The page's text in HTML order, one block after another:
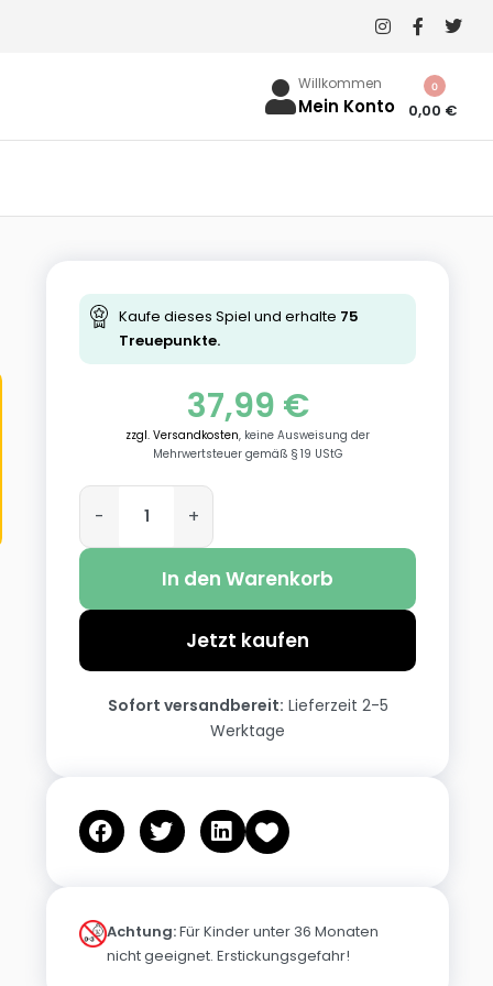
Willkommen
Mein Konto 0,00 €
0
Kaufe dieses Spiel und erhalte 75
Treuepunkte.
37,99 €
zzgl. Versandkosten, keine Ausweisung der
Mehrwertsteuer gemäß § 19 UStG
- +
In den Warenkorb
Jetzt kaufen
Sofort versandbereit: Lieferzeit 2-5
Werktage
Achtung:Für Kinder unter 36 Monaten
nicht geeignet. Erstickungsgefahr!